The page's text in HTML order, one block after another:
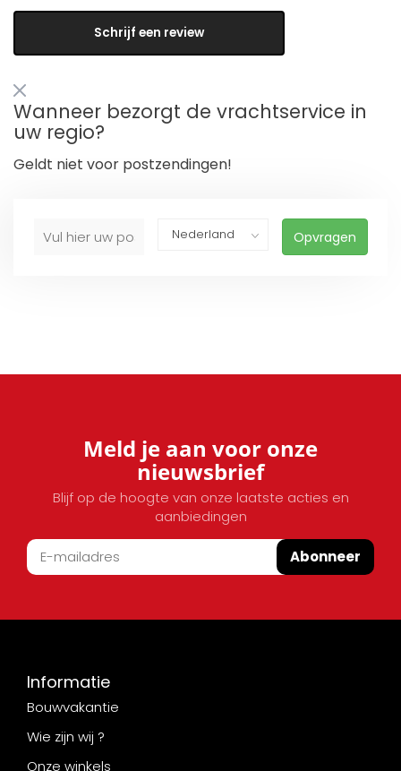
Schrijf een review
Wanneer bezorgt de vrachtservice in
uw regio?
Geldt niet voor postzendingen!
Opvragen
Meld je aan voor onze
nieuwsbrief
Blijf op de hoogte van onze laatste acties en
aanbiedingen
Abonneer
Informatie
Bouwvakantie
Wie zijn wij ?
Onze winkels